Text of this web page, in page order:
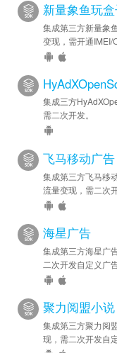
新量象鱼玩
集成第三方新量象
变现，需开通IMEI/
集成三方
需二次开发。
飞马移动广告
集成第三方飞马移
流量变现，需二次开
海星广告
集成第三方海星广
二次开发自定义广告
聚力阅盟小说
集成第三方聚力阅
现，需二次开发自定